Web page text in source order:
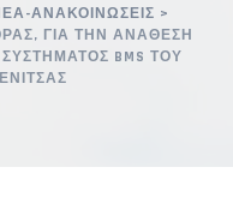
ΑΝΑΚΟΙΝΏΣΕΙΣ >
ΓΙΑ ΤΗΝ ΑΝΆΘΕΣΗ
BMS ΤΟΥ